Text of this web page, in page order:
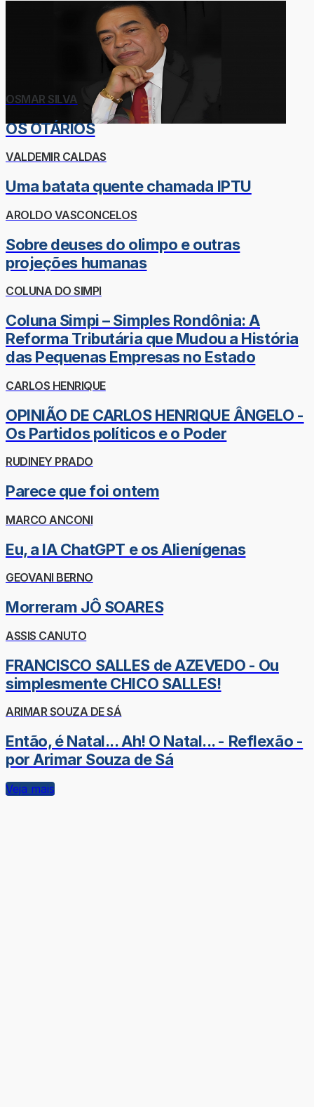
OSMAR SILVA
OS OTÁRIOS
VALDEMIR CALDAS
Uma batata quente chamada IPTU
AROLDO VASCONCELOS
Sobre deuses do olimpo e outras
projeções humanas
COLUNA DO SIMPI
Coluna Simpi – Simples Rondônia: A
Reforma Tributária que Mudou a História
das Pequenas Empresas no Estado
CARLOS HENRIQUE
OPINIÃO DE CARLOS HENRIQUE ÂNGELO -
Os Partidos políticos e o Poder
RUDINEY PRADO
Parece que foi ontem
MARCO ANCONI
Eu, a IA ChatGPT e os Alienígenas
GEOVANI BERNO
Morreram JÔ SOARES
ASSIS CANUTO
FRANCISCO SALLES de AZEVEDO - Ou
simplesmente CHICO SALLES!
ARIMAR SOUZA DE SÁ
Então, é Natal... Ah! O Natal... - Reflexão -
por Arimar Souza de Sá
Veja mais